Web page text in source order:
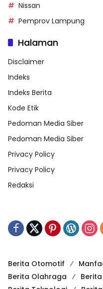
Nissan
Pemprov Lampung
Halaman
Disclaimer
Indeks
Indeks Berita
Kode Etik
Pedoman Media Siber
Pedoman Media Siber
Privacy Policy
Privacy Policy
Redaksi
Berita Otomotif
Berita Olahraga